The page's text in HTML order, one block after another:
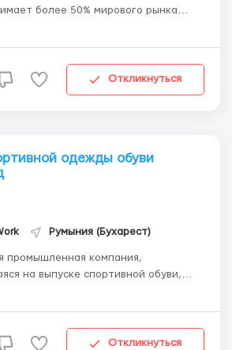
более 50% мирового рынка
набор сотрудников на упаковку
банковскую карту ...Откликнуться
одежды обуви
Румыния (Бухарест)
промышленная компания,
на выпуске спортивной обуви,
и парфюмерии под торговой маркой
950 євро Выплаты четко с 10 по 15 числ...
Откликнуться